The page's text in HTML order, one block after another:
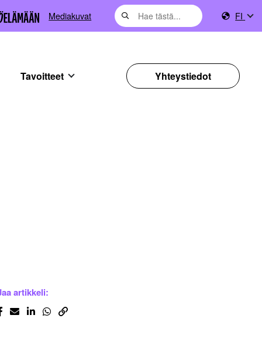
Mediakuvat FI
Tavoitteet Yhteystiedot
artikkeli: